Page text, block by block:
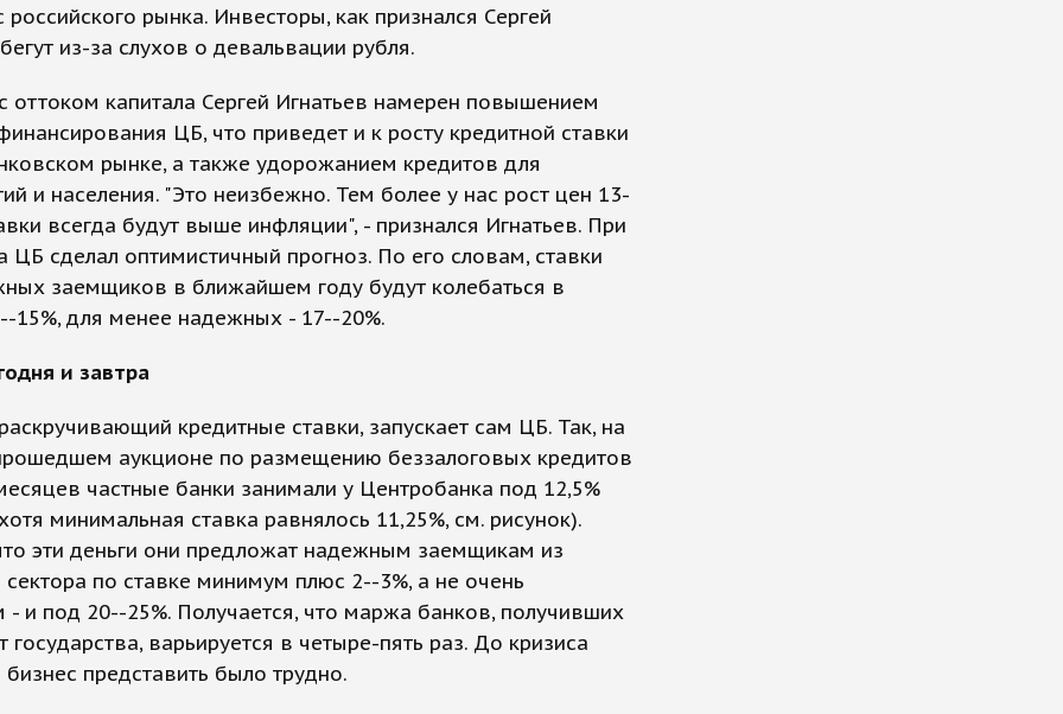
российского рынка. Инвесторы, как признался Сергей
из-за слухов о девальвации рубля.
оттоком капитала Сергей Игнатьев намерен повышением
ЦБ, что приведет и к росту кредитной ставки
рынке, а также удорожанием кредитов для
и населения. "Это неизбежно. Тем более у нас рост цен 13-
всегда будут выше инфляции", - признался Игнатьев. При
ЦБ сделал оптимистичный прогноз. По его словам, ставки
заемщиков в ближайшем году будут колебаться в
15%, для менее надежных - 17--20%.
и завтра
кредитные ставки, запускает сам ЦБ. Так, на
аукционе по размещению беззалоговых кредитов
частные банки занимали у Центробанка под 12,5%
минимальная ставка равнялось 11,25%, см. рисунок).
эти деньги они предложат надежным заемщикам из
сектора по ставке минимум плюс 2--3%, а не очень
и под 20--25%. Получается, что маржа банков, получивших
варьируется в четыре-пять раз. До кризиса
представить было трудно.